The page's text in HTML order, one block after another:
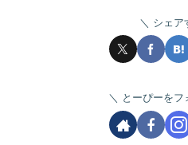
シェア
とーぴーをフ